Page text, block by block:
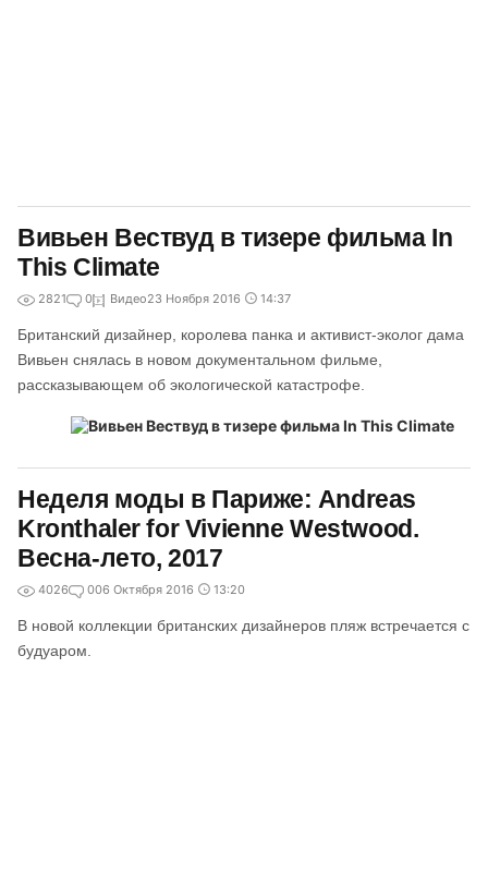
Вивьен Вествуд в тизере фильма In
This Climate
2821 0 Видео23 Ноября 2016 14:37
Британский дизайнер, королева панка и активист-эколог дама
Вивьен снялась в новом документальном фильме,
рассказывающем об экологической катастрофе.
Неделя моды в Париже: Andreas
Kronthaler for Vivienne Westwood.
Весна-лето, 2017
4026 006 Октября 2016 13:20
В новой коллекции британских дизайнеров пляж встречается с
будуаром.